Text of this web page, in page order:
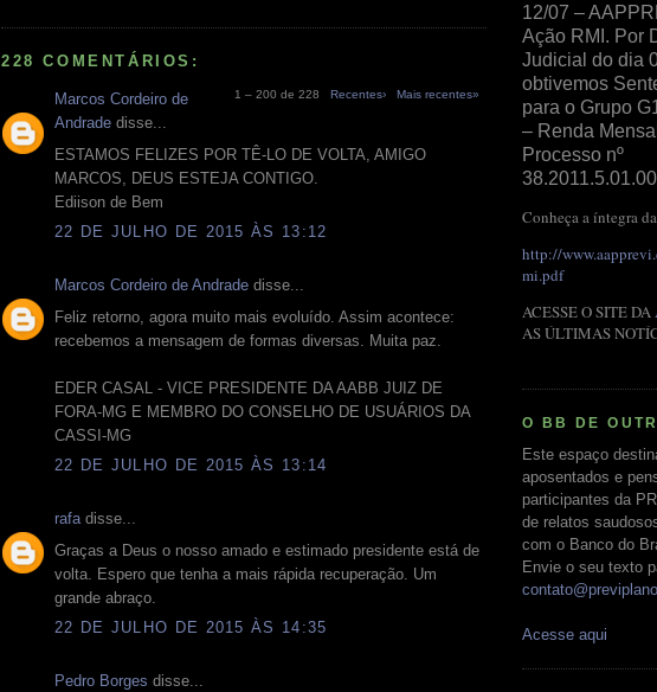
228 COMENTÁRIOS:
1 – 200 de 228 Recentes› Mais recentes»
Marcos Cordeiro de
Andrade disse...
ESTAMOS FELIZES POR TÊ-LO DE VOLTA, AMIGO
MARCOS, DEUS ESTEJA CONTIGO.
​Ediison de Bem
22 DE JULHO DE 2015 ÀS 13:12
Marcos Cordeiro de Andrade disse...
Feliz retorno, agora muito mais evoluído. Assim acontece:
recebemos a mensagem de formas diversas. Muita paz.
EDER CASAL - VICE PRESIDENTE DA AABB JUIZ DE
FORA-MG E MEMBRO DO CONSELHO DE USUÁRIOS DA
CASSI-MG
22 DE JULHO DE 2015 ÀS 13:14
rafadisse...
Graças a Deus o nosso amado e estimado presidente está de
volta. Espero que tenha a mais rápida recuperação. Um
grande abraço.
22 DE JULHO DE 2015 ÀS 14:35
Pedro Borges disse...
12/07 –
Ação RMI. Por
Judicial do dia
obtivemos
para o Grupo
– Renda
Processo nº
Conheça a íntegra
http://
mi.pdf
ACESSE O SITE DA
AS ÚLTIMAS
O BB DE
Este espaço
aposentados e
participantes da
de relatos
com o Banco do
Envie o seu texto
Acesse aqui